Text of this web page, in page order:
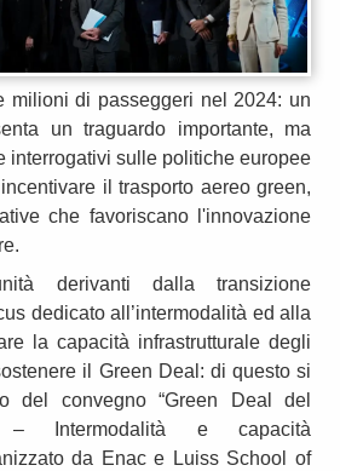
milioni di passeggeri nel 2024: un
un traguardo importante, ma
interrogativi sulle politiche europee
il trasporto aereo green,
che favoriscano l'innovazione
derivanti dalla transizione
dedicato all’intermodalità ed alla
la capacità infrastrutturale degli
il Green Deal: di questo si
del convegno “Green Deal del
– Intermodalità e capacità
da Enac e Luiss School of